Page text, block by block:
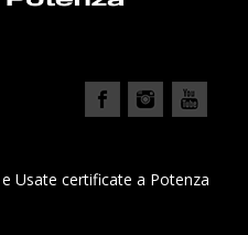
Usate certificate a Potenza